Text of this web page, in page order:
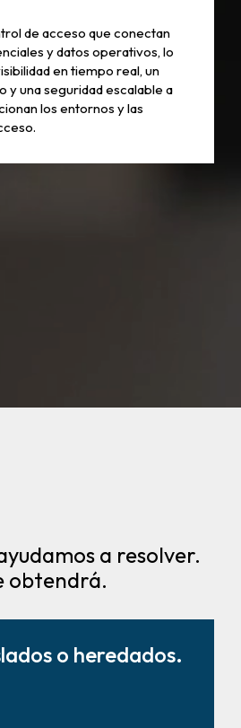
de acceso que conectan
y datos operativos, lo
en tiempo real, un
y una seguridad escalable a
los entornos y las
a resolver.
obtendrá.
o heredados.